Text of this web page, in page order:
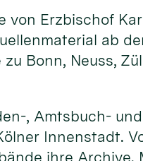
von Erzbischof
ab
Bonn, Neuss,
, Amtsbuch-
Innenstadt.
ihre Archive.